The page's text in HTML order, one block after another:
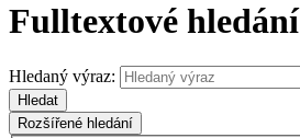
Fulltextové hledání
Hledaný výraz:
Hledat
Rozšířené hledání